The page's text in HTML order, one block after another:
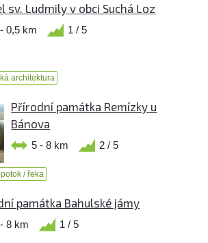
sv. Ludmily v obci Suchá Loz
0,5 km 1 / 5
architektura
Přírodní památka Remízky u
Bánova
5 - 8 km 2 / 5
potok / řeka
památka Bahulské jámy
8 km 1 / 5